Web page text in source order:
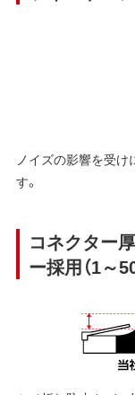
ノイズの影響を受
す。
コネクター
ー採用（1～